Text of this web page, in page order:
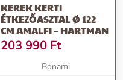
KEREK KERTI
ÉTKEZŐASZTAL Ø 122
CM AMALFI – HARTMAN
203 990 Ft
Bonami